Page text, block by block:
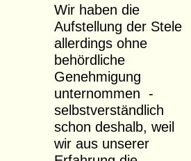
Wir haben die
Aufstellung der Stele
allerdings ohne
behördliche
Genehmigung
unternommen -
selbstverständlich
schon deshalb, weil
wir aus unserer